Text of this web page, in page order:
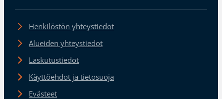
Henkilöstön yhteystiedot
Alueiden yhteystiedot
Laskutustiedot
Käyttöehdot ja tietosuoja
Evästeet